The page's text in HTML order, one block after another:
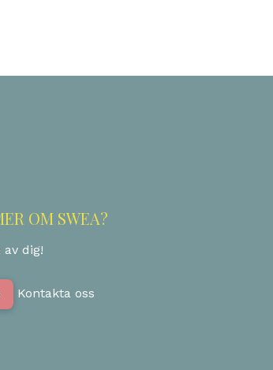
OM SWEA?
dig!
Kontakta oss